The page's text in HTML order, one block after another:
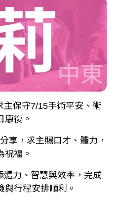
主保守7/15手術平安、術
康復。
享，求主賜口才、體力，
祝福。
體力、智慧與效率，完成
與行程安排順利。